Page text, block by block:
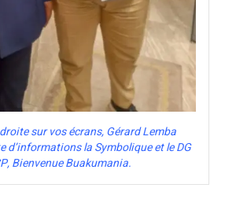
sur vos écrans, Gérard Lemba
d’informations la Symbolique et le DG
Bienvenue Buakumania.